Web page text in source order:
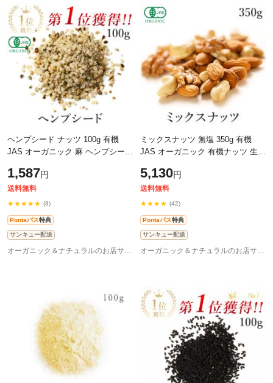
ヘンプシード ナッツ 100g 有機
JAS オーガニック 麻 ヘンプシード
スーパーフード オメガ タンパク質
食
1,587円
送料無料
★★★★★ (8)
Pontaパス特典
サンキュー配送
オーガニック＆ナチュラルのお店サンタローサ
ミックスナッツ 無塩 350g 有機
JAS オーガニック 有機ナッツ 生ナ
ーナッツ 無添加 無油 保存料不使
用
5,130円
送料無料
★★★★ (42)
Pontaパス特典
サンキュー配送
オーガニック＆ナチュラルのお店サンタローサ